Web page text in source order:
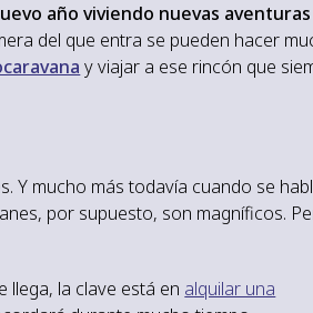
año viviendo nuevas aventuras
del que entra se pueden hacer
y viajar a ese rincón que
Y mucho más todavía cuando se
por supuesto, son magníficos.
llega, la clave está en alquilar una